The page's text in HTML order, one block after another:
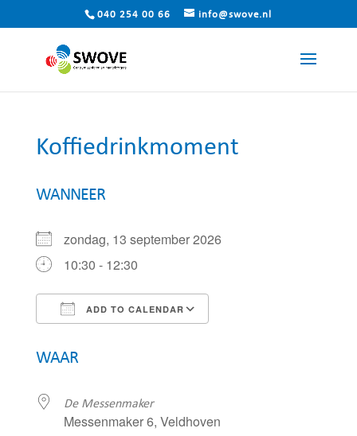
040 254 00 66 info@swove.nl
Koffiedrinkmoment
WANNEER
zondag, 13 september 2026
10:30 - 12:30
ADD TO CALENDAR
WAAR
De Messenmaker
Messenmaker 6, Veldhoven